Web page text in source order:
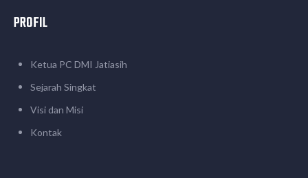
PROFIL
Ketua PC DMI Jatiasih
Sejarah Singkat
Visi dan Misi
Kontak